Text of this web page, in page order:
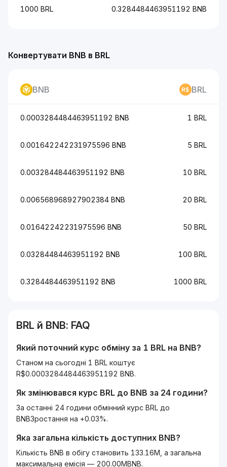
Конвертувати BNB в BRL
BNB BRL
0.0003284484463951192 BNB 1 BRL
0.001642242231975596 BNB 5 BRL
0.003284484463951192 BNB 10 BRL
0.006568968927902384 BNB 20 BRL
0.01642242231975596 BNB 50 BRL
0.03284484463951192 BNB 100 BRL
0.3284484463951192 BNB 1000 BRL
1000 BRL 0.3284484463951192 BNB
BRL й BNB: FAQ
Який поточний курс обміну за 1 BRL на BNB?
Станом на сьогодні 1 BRL коштує
R$0.0003284484463951192 BNB.
Як змінювався курс BRL до BNB за 24 години?
За останні 24 години обмінний курс BRL до
BNBЗростання на +0.03%.
Яка загальна кількість доступних BNB?
Кількість BNB в обігу становить 133.16M, а загальна
максимальна емісія — 200.00MBNB.